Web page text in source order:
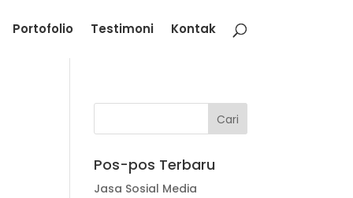
Portofolio Testimoni Kontak
Pos-pos Terbaru
Jasa Sosial Media